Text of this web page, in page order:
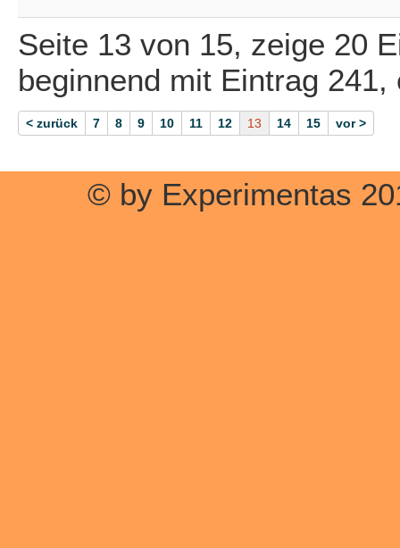
Seite 13 von 15, zeige 20
beginnend mit Eintrag 241,
< zurück 7 8 9 10 11 12 13 14 15 vor >
© by Experimentas